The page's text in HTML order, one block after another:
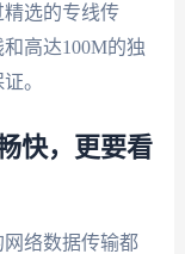
选的专线传
高达100M的独
。
快，更要看
络数据传输都